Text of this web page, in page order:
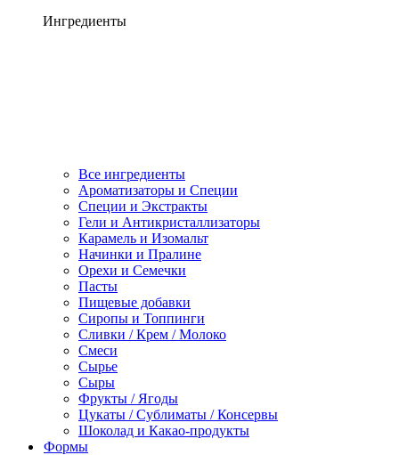
Ингредиенты
Все ингредиенты
Ароматизаторы и Специи
Специи и Экстракты
Гели и Антикристаллизаторы
Карамель и Изомальт
Начинки и Пралине
Орехи и Семечки
Пасты
Пищевые добавки
Сиропы и Топпинги
Сливки / Крем / Молоко
Смеси
Сырье
Сыры
Фрукты / Ягоды
Цукаты / Сублиматы / Консервы
Шоколад и Какао-продукты
Формы